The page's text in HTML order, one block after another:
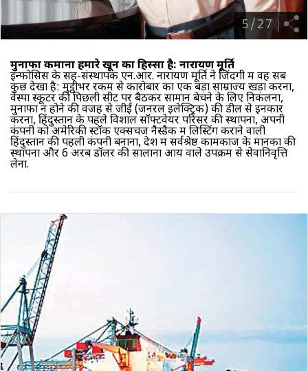
5/ 27
मुनाफा कमाना हमारे खून का हिस्सा है: नारायण मूर्ति
इन्फोसिस केसह-संस्थापक एन.आर. नारायण मूर्तिने जिंदगी में वह सब
कुछ देखा है: मुट्ठीभर रकम से कारोबार का एक बड़ा साम्राज्य खड़ा करना,
वेस्पा स्कूटर की पिछली सीट पर बैठकर सामान बेचने के लिए निकलना,
मुनाफा न होने की वजह से जीई (जनरल इलेक्ट्रिक) की डील से इनकार
करना, हिंदुस्तान के पहले विशाल सॉफ्टवेयर परिसर की स्थापना, अपनी
कंपनी को अमेरिकी स्टॉक एक्सचेंज नैस्डैक में लिस्टिंग कराने वाली
हिंदुस्तान की पहली कंपनी बनाना, देश में सर्वश्रेष्ठ कामकाज के मानकों की
स्थापना और 6 अरब डॉलर की सालाना आय वाले उपक्रम से सेवानिवृत्ति
लेना.